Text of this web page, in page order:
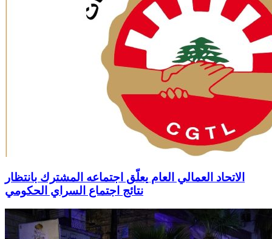
الاتحاد العمالي العام يعلّق اجتماعه المشترك بانتظار
نتائج اجتماع السراي الحكومي